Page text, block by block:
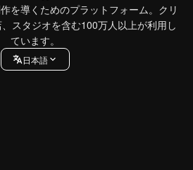
を導くためのプラットフォーム。クリ
スタジオを含む100万人以上が利用し
ています。
日本語